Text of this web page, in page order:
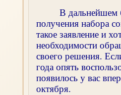
В дальнейшем
получения набора
такое заявление и
необходимости
своего решения.
года опять
появилось у вас
октября.